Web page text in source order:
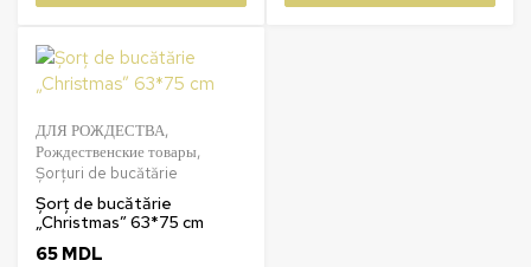
ДЛЯ РОЖДЕСТВА,
Рождественские товары,
Șorțuri de bucătărie
Șorț de bucătărie
„Christmas” 63*75 cm
65 MDL